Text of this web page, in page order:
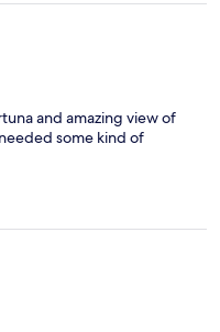
we thought might help dry
musty as well. Lastly,
was not quite hot.
(and rainy much of the
open at night and it was
the price downward on
charged the rate of a
and amazing view of
some kind of